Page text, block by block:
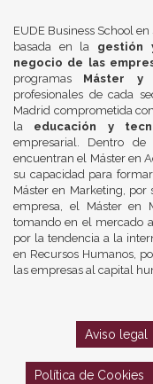
EUDE Business School
basada en la gestión
negocio de las
programas Máster y
profesionales de cada
Madrid comprometida
la educación y
empresarial. Dentro de
encuentran el Máster en
su capacidad para
Máster en Marketing,
empresa, el Máster en
tomando en el mercado
por la tendencia a la
en Recursos Humanos,
las empresas al capital
Aviso legal
Política de Cookies